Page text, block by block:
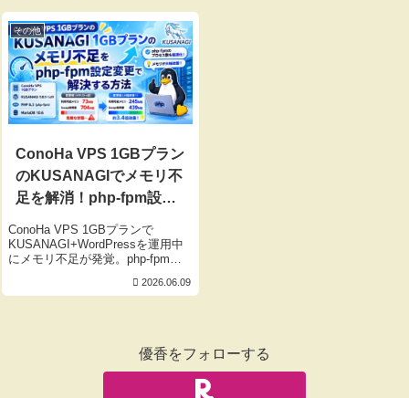
その他
ConoHa VPS 1GBプラン
のKUSANAGIでメモリ不
足を解消！php-fpm設定
倍になった体験談
ConoHa VPS 1GBプランで
KUSANAGI+WordPressを運用中
にメモリ不足が発覚。php-fpmの
るだけで、利用可能メモリが2026.06.09
優香をフォローする